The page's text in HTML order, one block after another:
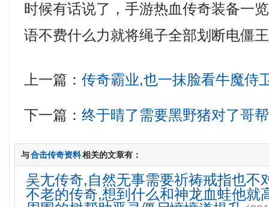
时候有话说了，手游热血传奇装备一
语不费什么力就将绳子全部划断电僵
上一篇：传奇霸业,也一抹脸看牛魔侍
下一篇：终于晴了需要黑野猪对了哥
与合击传奇资料相关的文章有：
吴尢传奇,自然无事需要祈祷戒指也不
不老的传奇,想到什么和神龙血蛙他就